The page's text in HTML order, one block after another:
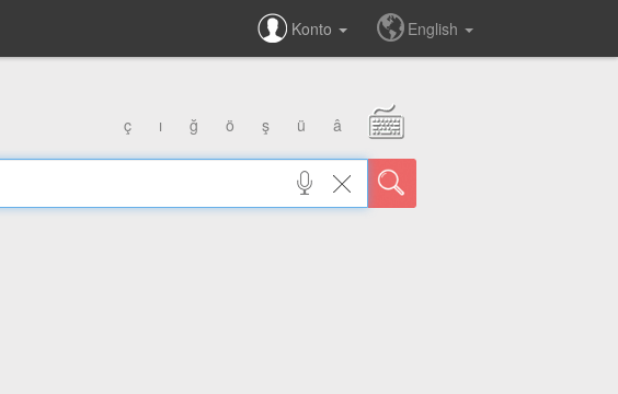
Konto English
ç ı ğ ö ş ü â